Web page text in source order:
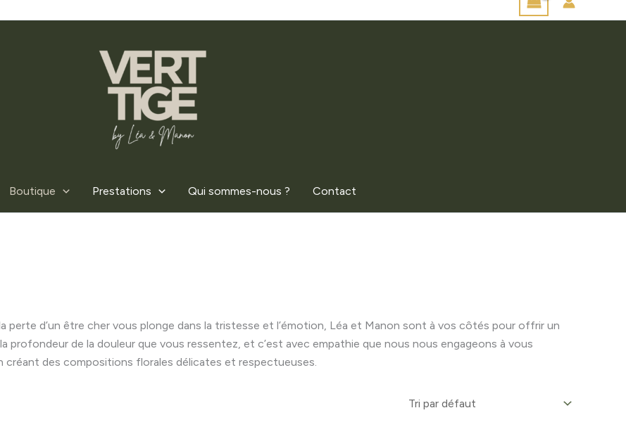
Boutique Prestations Qui sommes-nous ? Contact
perte d’un être cher vous plonge dans la tristesse et l’émotion, Léa et Manon sont à vos côtés pour offrir un
de la douleur que vous ressentez, et c’est avec empathie que nous nous engageons à vous
créant des compositions florales délicates et respectueuses.